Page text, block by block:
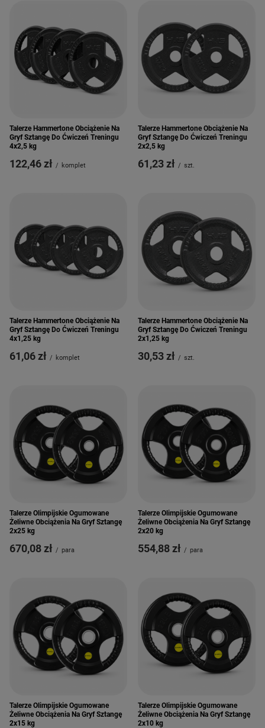
Talerze Hammertone Obciążenie Na
Gryf Sztangę Do Ćwiczeń Treningu
4x2,5 kg
122,46 zł / komplet
Talerze Hammertone Obciążenie Na
Gryf Sztangę Do Ćwiczeń Treningu
2x2,5 kg
61,23 zł / szt.
Talerze Hammertone Obciążenie Na
Gryf Sztangę Do Ćwiczeń Treningu
4x1,25 kg
61,06 zł / komplet
Talerze Hammertone Obciążenie Na
Gryf Sztangę Do Ćwiczeń Treningu
2x1,25 kg
30,53 zł / szt.
Talerze Olimpijskie Ogumowane
Żeliwne Obciążenia Na Gryf Sztangę
2x25 kg
670,08 zł / para
Talerze Olimpijskie Ogumowane
Żeliwne Obciążenia Na Gryf Sztangę
2x20 kg
554,88 zł / para
Talerze Olimpijskie Ogumowane
Żeliwne Obciążenia Na Gryf Sztangę
2x15 kg
Talerze Olimpijskie Ogumowane
Żeliwne Obciążenia Na Gryf Sztangę
2x10 kg